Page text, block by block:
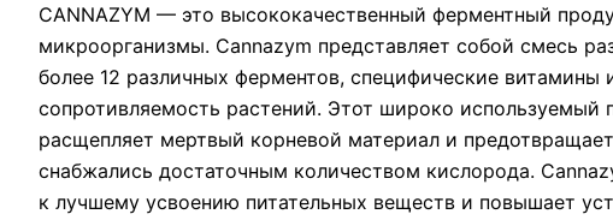
CANNAZYM — это высококачественный ферментный
микроорганизмы. Cannazym представляет собой смесь
более 12 различных ферментов, специфические
сопротивляемость растений. Этот широко используемый
расщепляет мертвый корневой материал и
снабжались достаточным количеством кислорода.
к лучшему усвоению питательных веществ и повышает